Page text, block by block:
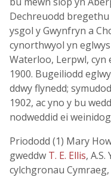
Dechreuodd
ysgol y Gwynfryn a
cynorthwyol yn
Waterloo, Lerpwl, cyn
1900. Bugeiliodd
ddwy flynedd;
1902, ac yno y bu
nodweddid ei
Priododd (1) Mary
gweddw T. E. Ellis,
cylchgronau